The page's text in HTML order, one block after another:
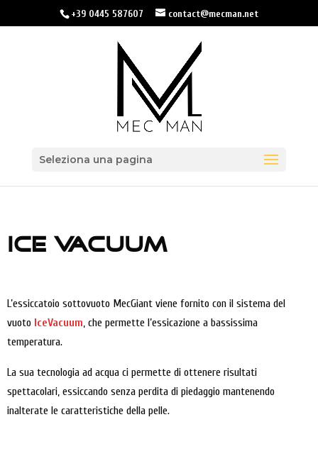
+39 0445 587607 contact@mecman.net
Seleziona una pagina
ICE VACUUM
L’essiccatoio sottovuoto MecGiant viene fornito con il sistema del
vuoto IceVacuum, che permette l’essicazione a bassissima
temperatura.
La sua tecnologia ad acqua ci permette di ottenere risultati
spettacolari, essiccando senza perdita di piedaggio mantenendo
inalterate le caratteristiche della pelle.